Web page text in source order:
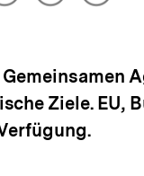
Ziele. EU,